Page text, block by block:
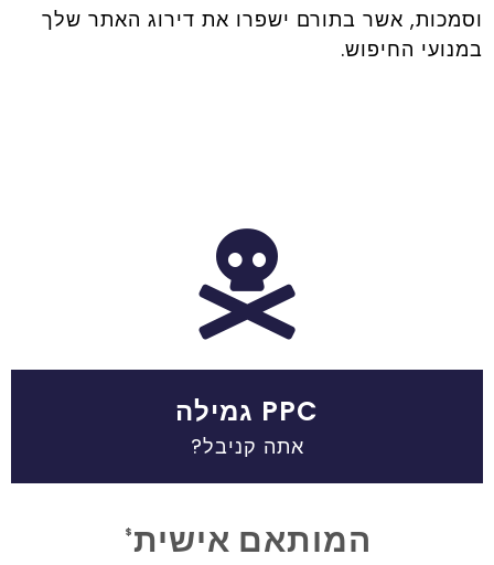
וסמכות, אשר בתורם ישפרו את דירוג האתר שלך
במנועי החיפוש.
PPC גמילה
אתה קניבל?
$ המותאם אישית